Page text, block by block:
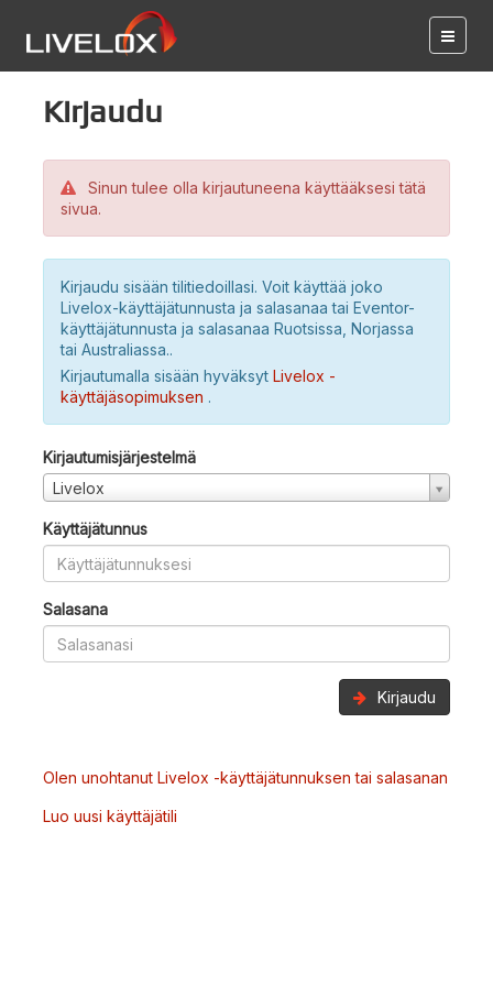
Kirjaudu
Sinun tulee olla kirjautuneena käyttääksesi tätä
sivua.
Kirjaudu sisään tilitiedoillasi. Voit käyttää joko
Livelox-käyttäjätunnusta ja salasanaa tai Eventor-
käyttäjätunnusta ja salasanaa Ruotsissa, Norjassa
tai Australiassa..
Kirjautumalla sisään hyväksyt Livelox -
käyttäjäsopimuksen .
Kirjautumisjärjestelmä
Livelox
Käyttäjätunnus
Salasana
Kirjaudu
Olen unohtanut Livelox -käyttäjätunnuksen tai salasanan
Luo uusi käyttäjätili